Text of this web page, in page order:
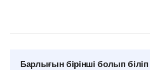
Барлығын бірінші болып